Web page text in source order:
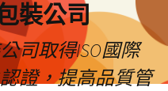
裝公司
司取得ISO國際
證，提高品質管